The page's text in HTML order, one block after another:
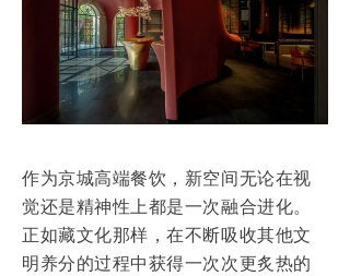
作为京城高端餐饮，新空间无论在视
觉还是精神性上都是一次融合进化。
正如藏文化那样，在不断吸收其他文
明养分的过程中获得一次次更炙热的